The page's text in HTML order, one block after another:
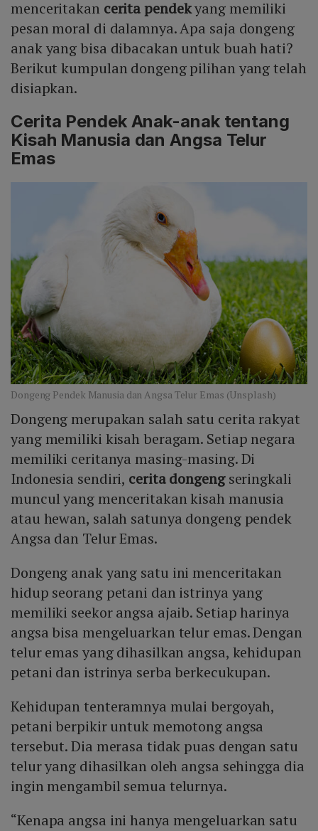
menceritakan cerita pendekyang memiliki
pesan moral di dalamnya. Apa saja dongeng
anak yang bisa dibacakan untuk buah hati?
Berikut kumpulan dongeng pilihan yang telah
disiapkan.
Cerita Pendek Anak-anak tentang
Kisah Manusia dan Angsa Telur
Emas
Dongeng Pendek Manusia dan Angsa Telur Emas (Unsplash)
Dongeng merupakan salah satu cerita rakyat
yang memiliki kisah beragam. Setiap negara
memiliki ceritanya masing-masing. Di
Indonesia sendiri, cerita dongengseringkali
muncul yang menceritakan kisah manusia
atau hewan, salah satunya dongeng pendek
Angsa dan Telur Emas.
Dongeng anak yang satu ini menceritakan
hidup seorang petani dan istrinya yang
memiliki seekor angsa ajaib. Setiap harinya
angsa bisa mengeluarkan telur emas. Dengan
telur emas yang dihasilkan angsa, kehidupan
petani dan istrinya serba berkecukupan.
Kehidupan tenteramnya mulai bergoyah,
petani berpikir untuk memotong angsa
tersebut. Dia merasa tidak puas dengan satu
telur yang dihasilkan oleh angsa sehingga dia
ingin mengambil semua telurnya.
“Kenapa angsa ini hanya mengeluarkan satu